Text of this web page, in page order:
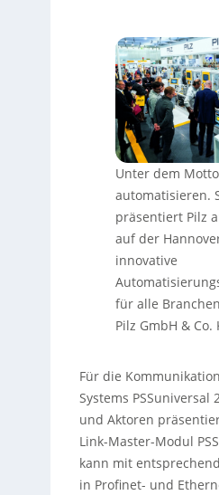
Unter dem Motto
automatisieren.
präsentiert Pilz
auf der
innovative
für alle
Pilz GmbH & Co.
Für die
Systems PSSuniversal
und Aktoren
Link-Master-Modul
kann mit
in Profinet- und